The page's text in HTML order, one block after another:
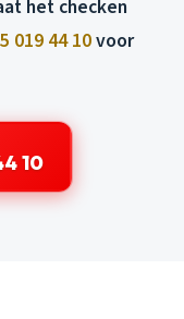
het checken
019 44 10voor
10